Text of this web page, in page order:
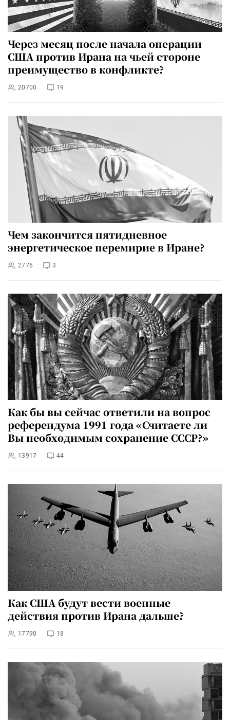
Через месяц после начала операции
США против Ирана на чьей стороне
преимущество в конфликте?
20700 19
Чем закончится пятидневное
энергетическое перемирие в Иране?
2776 3
Как бы вы сейчас ответили на вопрос
референдума 1991 года «Считаете ли
Вы необходимым сохранение СССР?»
13917 44
Как США будут вести военные
действия против Ирана дальше?
17790 18